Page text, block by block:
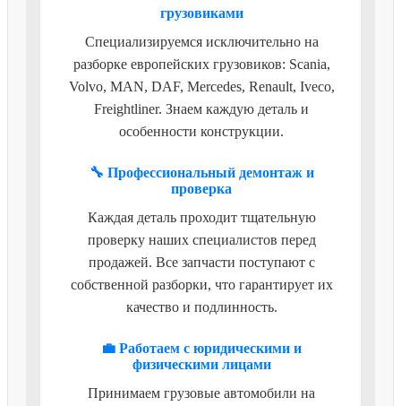
грузовиками
Специализируемся исключительно на
разборке европейских грузовиков: Scania,
Volvo, MAN, DAF, Mercedes, Renault, Iveco,
Freightliner. Знаем каждую деталь и
особенности конструкции.
🔧 Профессиональный демонтаж и
проверка
Каждая деталь проходит тщательную
проверку наших специалистов перед
продажей. Все запчасти поступают с
собственной разборки, что гарантирует их
качество и подлинность.
💼 Работаем с юридическими и
физическими лицами
Принимаем грузовые автомобили на